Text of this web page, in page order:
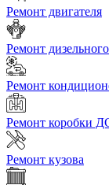
Ремонт двигателя
Ремонт
Ремонт
Ремонт коробки
Ремонт кузова